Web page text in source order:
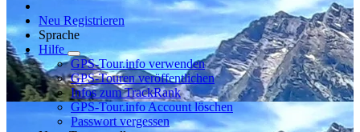
Neu Registrieren
Sprache
Hilfe
GPS-Tour.info verwenden
GPS-Touren veröffentlichen
Infos zum TrackRank
GPS-Tour.info Account löschen
Passwort vergessen